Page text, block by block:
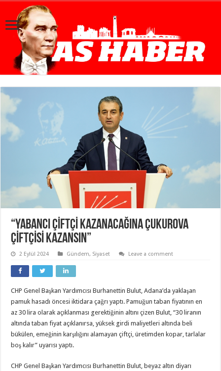
“YABANCI ÇİFTÇİ KAZANACAĞINA ÇUKUROVA
ÇİFTÇİSİ KAZANSIN”
2 Eylül 2024 Gündem, Siyaset Leave a comment
CHP Genel Başkan Yardımcısı Burhanettin Bulut, Adana’da yaklaşan
pamuk hasadı öncesi iktidara çağrı yaptı. Pamuğun taban fiyatının en
az 30 lira olarak açıklanması gerektiğinin altını çizen Bulut, “30 liranın
altında taban fiyat açıklanırsa, yüksek girdi maliyetleri altında beli
bükülen, emeğinin karşılığını alamayan çiftçi, üretimden kopar, tarlalar
boş kalır” uyarısı yaptı.
CHP Genel Başkan Yardımcısı Burhanettin Bulut, beyaz altın diyarı